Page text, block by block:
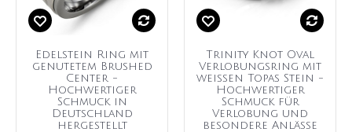
Edelstein Ring mit
genutetem Brushed
Center -
Hochwertiger
Schmuck in
Deutschland
hergestellt
Trinity Knot Oval
Verlobungsring mit
weißen Topas Stein -
Hochwertiger
Schmuck für
Verlobung und
besondere Anlässe